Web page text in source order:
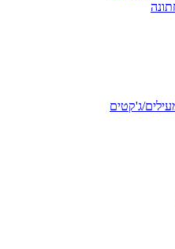
ג'קטים